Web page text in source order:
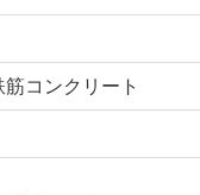
コンクリート